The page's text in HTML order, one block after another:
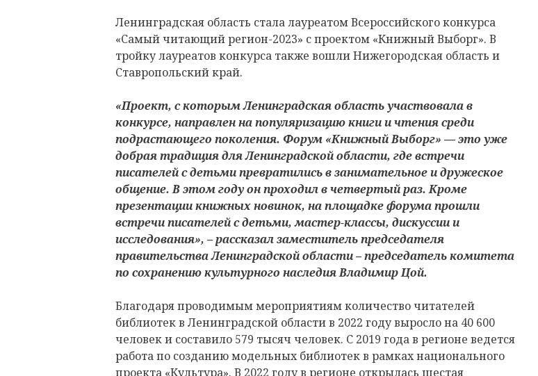
Ленинградская область стала лауреатом Всероссийского конкурса
«Самый читающий регион-2023» с проектом «Книжный Выборг». В
тройку лауреатов конкурса также вошли Нижегородская область и
Ставропольский край.
«Проект, с которым Ленинградская область участвовала в
конкурсе, направлен на популяризацию книги и чтения среди
подрастающего поколения. Форум «Книжный Выборг» — это уже
добрая традиция для Ленинградской области, где встречи
писателей с детьми превратились в занимательное и дружеское
общение. В этом году он проходил в четвертый раз. Кроме
презентации книжных новинок, на площадке форума прошли
встречи писателей с детьми, мастер-классы, дискуссии и
исследования», – рассказал заместитель председателя
правительства Ленинградской области – председатель комитета
по сохранению культурного наследия Владимир Цой.
Благодаря проводимым мероприятиям количество читателей
библиотек в Ленинградской области в 2022 году выросло на 40 600
человек и составило 579 тысяч человек. С 2019 года в регионе ведется
работа по созданию модельных библиотек в рамках национального
проекта «Культура». В 2022 году в регионе открылась шестая